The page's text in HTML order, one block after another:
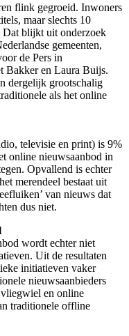
flink gegroeid. Inwoners
maar slechts 10
Dat blijkt uit onderzoek
gemeenten,
de Pers in
Bakker en Laura Buijs.
dergelijk grootschalig
als het online
televisie en print) is 9%
online nieuwsaanbod in
Opvallend is echter
merendeel bestaat uit
van nieuws dat
dus niet.
wordt echter niet
Uit de resultaten
initiatieven vaker
nieuwsaanbieders
vliegwiel en online
traditionele offline